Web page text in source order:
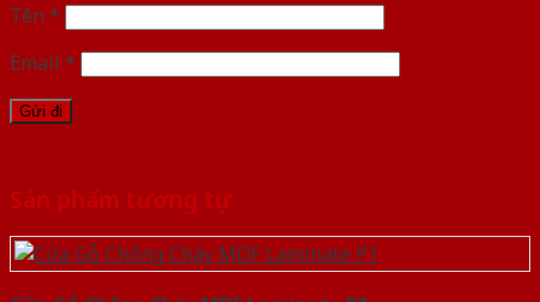
Tên *
Email *
Sản phẩm tương tự